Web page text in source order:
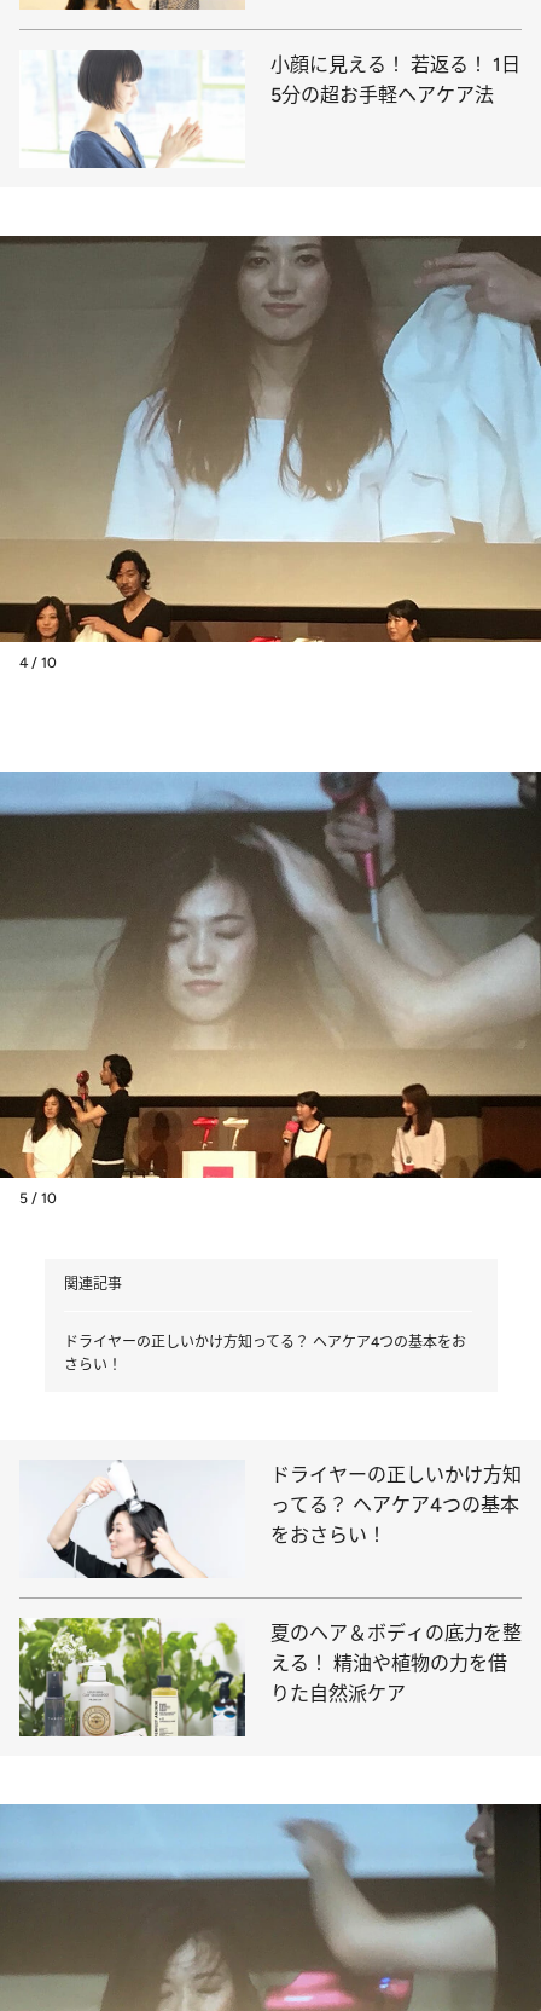
小顔に見える！ 若返る！ 1日
5分の超お手軽ヘアケア法
4 / 10
5 / 10
関連記事
ドライヤーの正しいかけ方知ってる？ ヘアケア4つの基本をお
さらい！
ドライヤーの正しいかけ方知
ってる？ ヘアケア4つの基本
をおさらい！
夏のヘア＆ボディの底力を整
える！ 精油や植物の力を借
りた自然派ケア